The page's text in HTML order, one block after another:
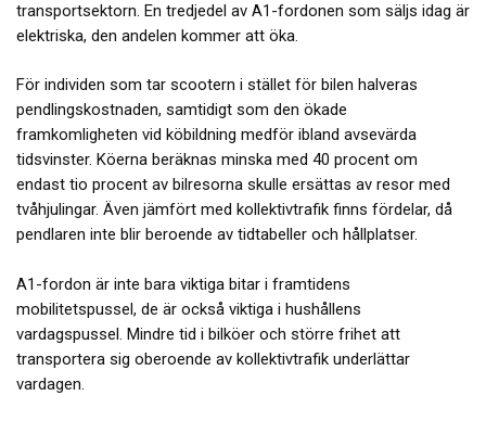
transportsektorn. En tredjedel av A1-fordonen som säljs idag är
elektriska, den andelen kommer att öka.
För individen som tar scootern i stället för bilen halveras
pendlingskostnaden, samtidigt som den ökade
framkomligheten vid köbildning medför ibland avsevärda
tidsvinster. Köerna beräknas minska med 40 procent om
endast tio procent av bilresorna skulle ersättas av resor med
tvåhjulingar. Även jämfört med kollektivtrafik finns fördelar, då
pendlaren inte blir beroende av tidtabeller och hållplatser.
A1-fordon är inte bara viktiga bitar i framtidens
mobilitetspussel, de är också viktiga i hushållens
vardagspussel. Mindre tid i bilköer och större frihet att
transportera sig oberoende av kollektivtrafik underlättar
vardagen.